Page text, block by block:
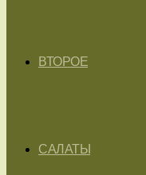
ВТОРОЕ
САЛАТЫ